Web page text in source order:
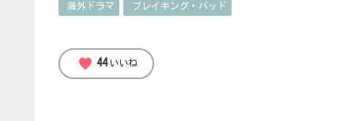
海外ドラマ ブレイキング・バッド
favorite 44 いいね